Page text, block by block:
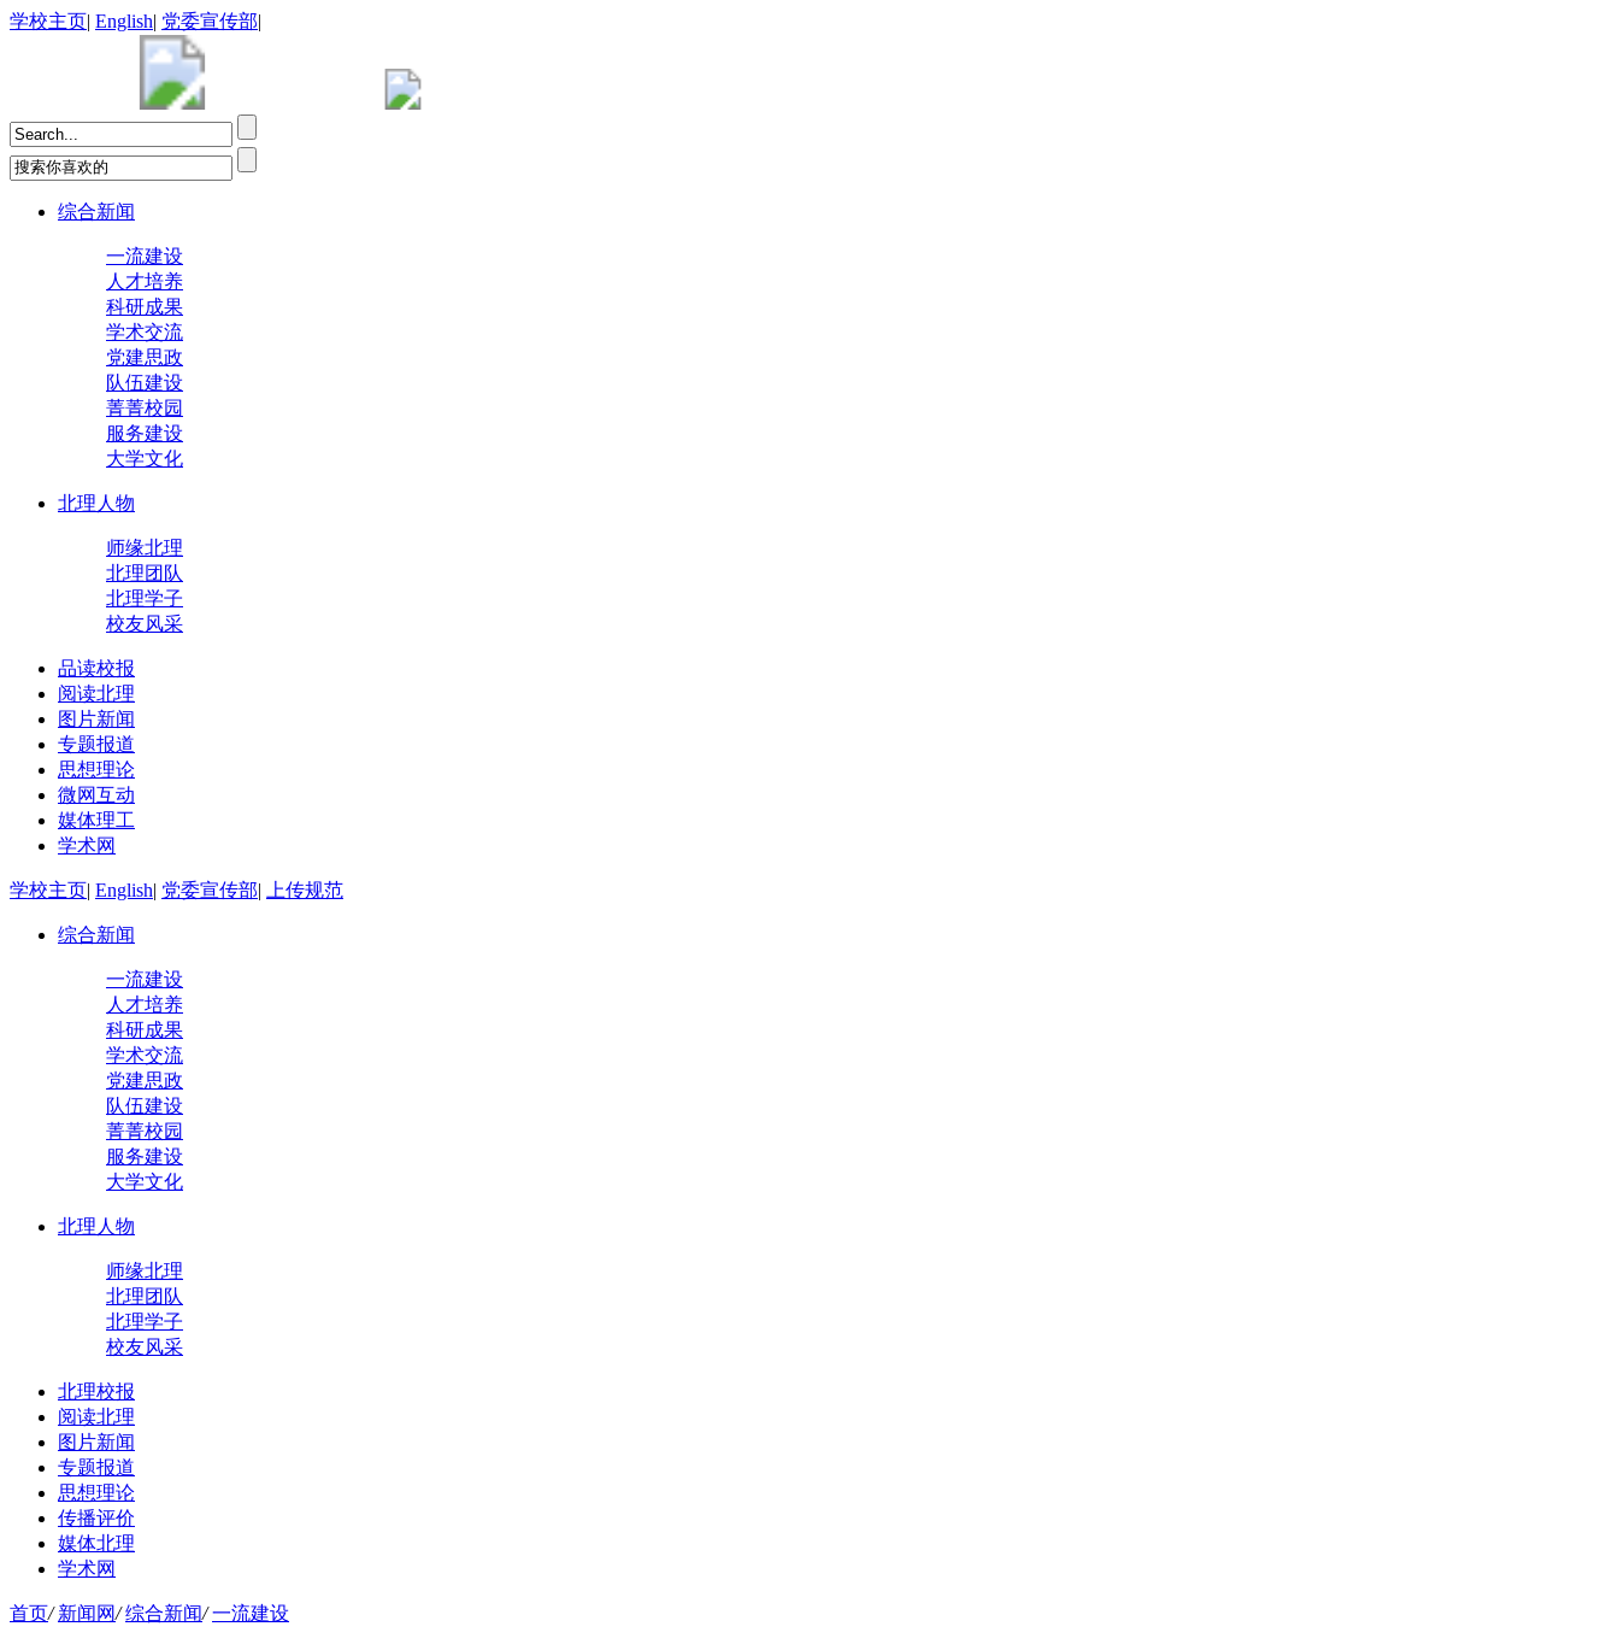
学校主页| English| 党委宣传部|
综合新闻
一流建设
人才培养
科研成果
学术交流
党建思政
队伍建设
菁菁校园
服务建设
大学文化
北理人物
师缘北理
北理团队
北理学子
校友风采
品读校报
阅读北理
图片新闻
专题报道
思想理论
微网互动
媒体理工
学术网
学校主页| English| 党委宣传部| 上传规范
综合新闻
一流建设
人才培养
科研成果
学术交流
党建思政
队伍建设
菁菁校园
服务建设
大学文化
北理人物
师缘北理
北理团队
北理学子
校友风采
北理校报
阅读北理
图片新闻
专题报道
思想理论
传播评价
媒体北理
学术网
首页/ 新闻网/ 综合新闻/ 一流建设